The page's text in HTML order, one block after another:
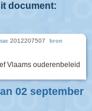
document:
2012207507 bron
Vlaams ouderenbeleid
02 september